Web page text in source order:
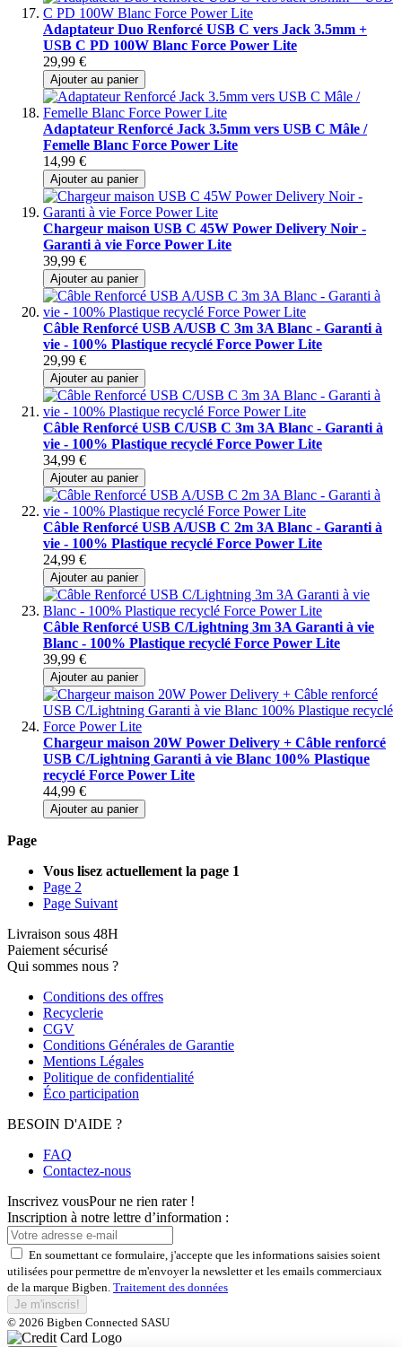
Adaptateur Duo Renforcé USB C vers Jack 3.5mm +
USB C PD 100W Blanc Force Power Lite
29,99 €
Ajouter au panier
Adaptateur Renforcé Jack 3.5mm vers USB C Mâle /
Femelle Blanc Force Power Lite
14,99 €
Ajouter au panier
Chargeur maison USB C 45W Power Delivery Noir -
Garanti à vie Force Power Lite
39,99 €
Ajouter au panier
Câble Renforcé USB A/USB C 3m 3A Blanc - Garanti à
vie - 100% Plastique recyclé Force Power Lite
29,99 €
Ajouter au panier
Câble Renforcé USB C/USB C 3m 3A Blanc - Garanti à
vie - 100% Plastique recyclé Force Power Lite
34,99 €
Ajouter au panier
Câble Renforcé USB A/USB C 2m 3A Blanc - Garanti à
vie - 100% Plastique recyclé Force Power Lite
24,99 €
Ajouter au panier
Câble Renforcé USB C/Lightning 3m 3A Garanti à vie
Blanc - 100% Plastique recyclé Force Power Lite
39,99 €
Ajouter au panier
Chargeur maison 20W Power Delivery + Câble renforcé
USB C/Lightning Garanti à vie Blanc 100% Plastique
recyclé Force Power Lite
44,99 €
Ajouter au panier
Page
Vous lisez actuellement la page 1
Page 2
Page Suivant
Livraison sous 48H
Paiement sécurisé
Qui sommes nous ?
Conditions des offres
Recyclerie
CGV
Conditions Générales de Garantie
Mentions Légales
Politique de confidentialité
Éco participation
BESOIN D'AIDE ?
FAQ
Contactez-nous
Inscrivez vousPour ne rien rater !
Inscription à notre lettre d’information :
En soumettant ce formulaire, j'accepte que les informations saisies soient
utilisées pour permettre de m'envoyer la newsletter et les emails commerciaux
de la marque Bigben. Traitement des données
Je m'inscris!
© 2026 Bigben Connected SASU